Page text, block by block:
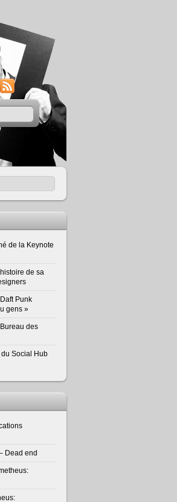
RSS
de la Keynote
de sa
Punk
gens »
des
Social Hub
Dead end